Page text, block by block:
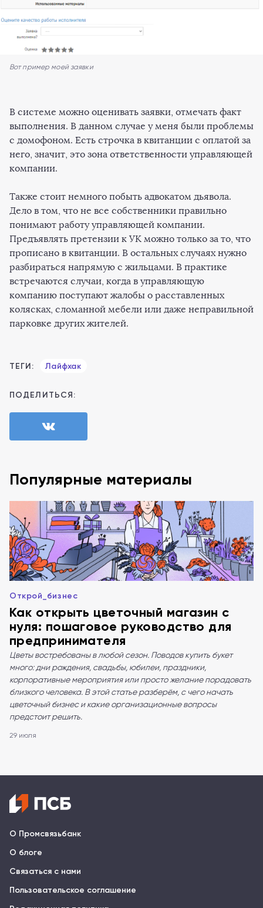
Вот пример моей заявки
В системе можно оценивать заявки, отмечать факт
выполнения. В данном случае у меня были проблемы
с домофоном. Есть строчка в квитанции с оплатой за
него, значит, это зона ответственности управляющей
компании.
Также стоит немного побыть адвокатом дьявола.
Дело в том, что не все собственники правильно
понимают работу управляющей компании.
Предъявлять претензии к УК можно только за то, что
прописано в квитанции. В остальных случаях нужно
разбираться напрямую с жильцами. В практике
встречаются случаи, когда в управляющую
компанию поступают жалобы о расставленных
колясках, сломанной мебели или даже неправильной
парковке других жителей.
ТЕГИ: Лайфхак
ПОДЕЛИТЬСЯ:
Популярные материалы
Открой_бизнес
Как открыть цветочный магазин с
нуля: пошаговое руководство для
предпринимателя
Цветы востребованы в любой сезон. Поводов купить букет
много: дни рождения, свадьбы, юбилеи, праздники,
корпоративные мероприятия или просто желание порадовать
близкого человека. В этой статье разберём, с чего начать
цветочный бизнес и какие организационные вопросы
предстоит решить.
29 июля
О Промсвязьбанк
О блоге
Связаться с нами
Пользовательское соглашение